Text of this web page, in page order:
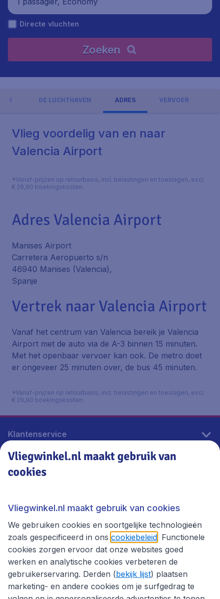
Directe vluchten
Zoeken
DE LUCHTHAVEN ADRES VERVOER
Vlieg voordelig van en naar
Valencia Airport
*Vanaf-prijzen op retourbasis, incl. belastingen en toeslagen, excl.
€ 29,90 boekingskosten.
Adres Valencia Airport
Manises Airport
Carretera Aeropuerto s/n
46940 Manises (Valencia),
Spanje
Vertrek naar Valencia Airport
Vanaf het centrum van Valencia bereik je Valencia
Airport met de auto via de A-3 binnen 15 minuten.
Met het openbaar vervoer kan ook. De metro doet
er ongeveer 25 minuten over, de bus 45 minuten.
*Vanaf-prijzen op retourbasis, incl. belastingen en toeslagen, excl.
€ 29,90 boekingskosten.
Klantenservice
Vliegwinkel.nl
Thema's
Vliegwinkel.nl maakt gebruik van
cookies
Vliegwinkel.nl maakt gebruik van cookies
We gebruiken cookies en soortgelijke technologieën
zoals gespecificeerd in ons cookiebeleid . Functionele
cookies zorgen ervoor dat onze websites goed
werken en analytische cookies verbeteren de
gebruikerservaring. Derden (bekijk lijst) plaatsen
marketing- en andere cookies om je surfgedrag te